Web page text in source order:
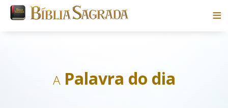
APalavra do dia